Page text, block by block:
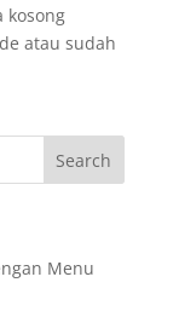
kosong
atau sudah
Menu